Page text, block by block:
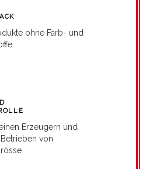
ohne Farb- und
Erzeugern und
von